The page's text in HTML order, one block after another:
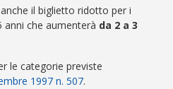
il biglietto ridotto per i
anni che aumenterà da 2 a 3
le categorie previste
1997 n. 507.